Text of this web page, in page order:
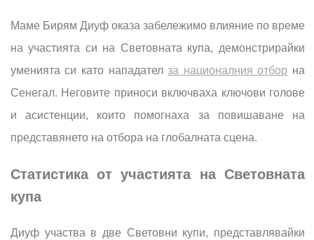
Маме Бирям Диуф оказа забележимо влияние по време
на участията си на Световната купа, демонстрирайки
уменията си като нападателза националния отбор на
Сенегал. Неговите приноси включваха ключови голове
и асистенции, които помогнаха за повишаване на
представянето на отбора на глобалната сцена.
Статистика от участията на Световната
купа
Диуф участва в две Световни купи, представлявайки